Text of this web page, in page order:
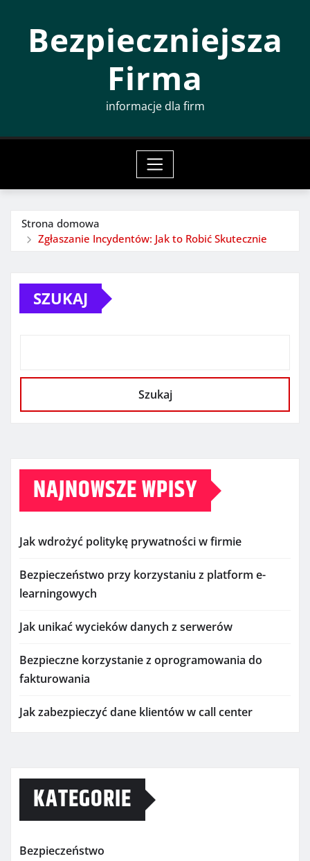
Bezpieczniejsza
Firma
informacje dla firm
Strona domowa
Zgłaszanie Incydentów: Jak to Robić Skutecznie
SZUKAJ
Szukaj
NAJNOWSZE WPISY
Jak wdrożyć politykę prywatności w firmie
Bezpieczeństwo przy korzystaniu z platform e-
learningowych
Jak unikać wycieków danych z serwerów
Bezpieczne korzystanie z oprogramowania do
fakturowania
Jak zabezpieczyć dane klientów w call center
KATEGORIE
Bezpieczeństwo